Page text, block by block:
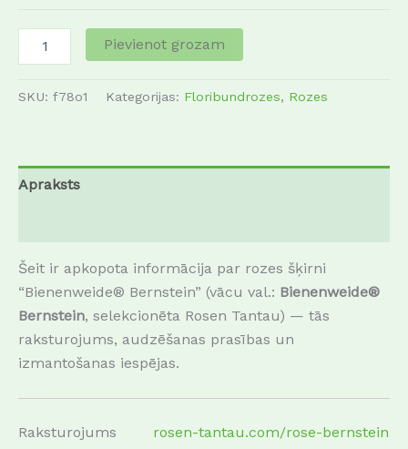
Pievienot grozam
SKU: f78o1 Kategorijas: Floribundrozes, Rozes
Apraksts
Šeit ir apkopota informācija par rozes šķirni
“Bienenweide® Bernstein” (vācu val.: Bienenweide®
Bernstein, selekcionēta Rosen Tantau) — tās
raksturojums, audzēšanas prasības un
izmantošanas iespējas.
Raksturojums rosen-tantau.com/rose-bernstein